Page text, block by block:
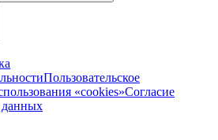
Пользовательское
«cookies»Согласие
данных